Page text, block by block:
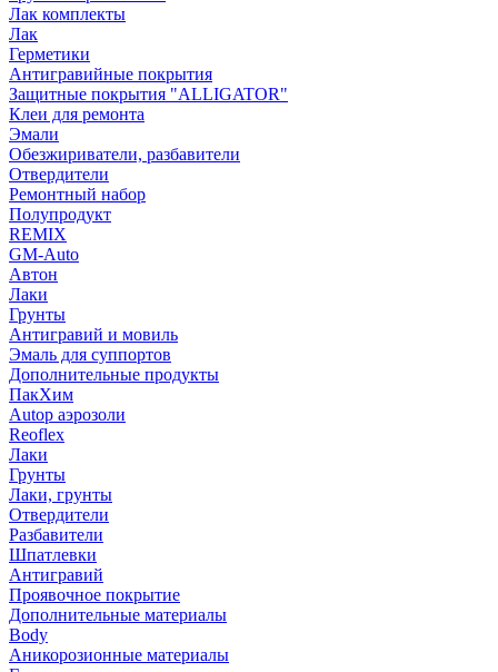
Лак комплекты
Лак
Герметики
Антигравийные покрытия
Защитные покрытия "ALLIGATOR"
Клеи для ремонта
Эмали
Обезжириватели, разбавители
Отвердители
Ремонтный набор
Полупродукт
REMIX
GM-Auto
Автон
Лаки
Грунты
Антигравий и мовиль
Эмаль для суппортов
Дополнительные продукты
ПакХим
Autop аэрозоли
Reoflex
Лаки
Грунты
Лаки, грунты
Отвердители
Разбавители
Шпатлевки
Антигравий
Проявочное покрытие
Дополнительные материалы
Body
Аникорозионные материалы